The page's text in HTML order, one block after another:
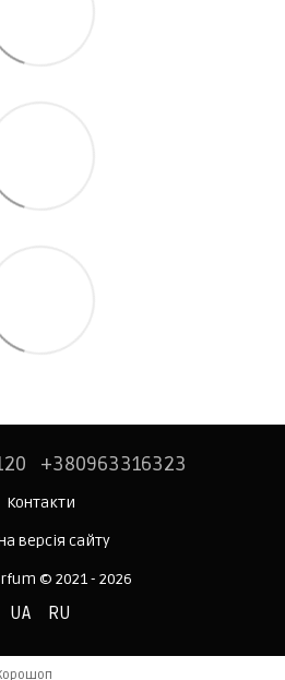
+380963316323
Контакти
версія сайту
© 2021 - 2026
UA RU